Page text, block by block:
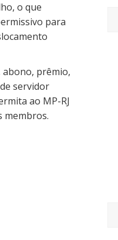
o que
para
abono, prêmio,
servidor
ao MP-RJ
membros.